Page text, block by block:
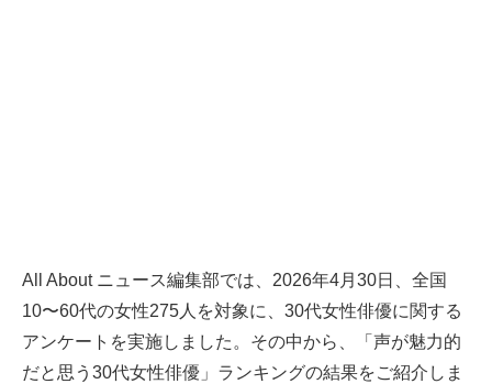
All About ニュース編集部では、2026年4月30日、全国
10〜60代の女性275人を対象に、30代女性俳優に関する
アンケートを実施しました。その中から、「声が魅力的
だと思う30代女性俳優」ランキングの結果をご紹介しま